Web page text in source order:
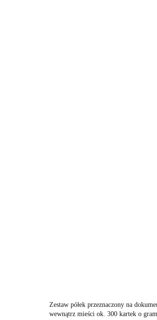
Zestaw półek przeznaczony na
wewnątrz mieści ok. 300 kartek o